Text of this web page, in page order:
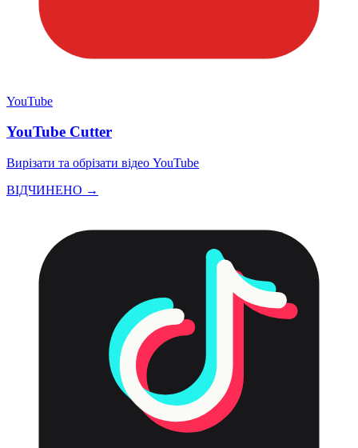
YouTube
YouTube Cutter
Вирізати та обрізати відео YouTube
ВІДЧИНЕНО →